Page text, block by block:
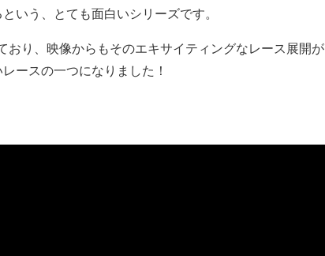
いう、とても面白いシリーズです。
おり、映像からもそのエキサイティングなレース展開が
ースの一つになりました！